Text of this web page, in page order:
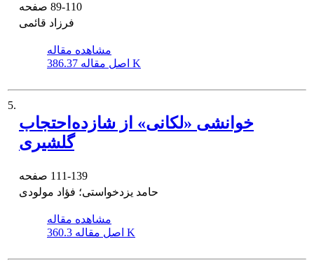
89-110
فرزاد قائمی
مشاهده مقاله
اصل مقاله 386.37 K
5.
خوانشی «لکانی» از شازده‌احتجاب
گلشیری
111-139
حامد یزدخواستی؛ فؤاد مولودی
مشاهده مقاله
اصل مقاله 360.3 K